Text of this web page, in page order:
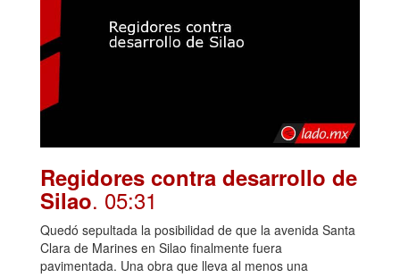
Regidores contra desarrollo de
Silao. 05:31
Quedó sepultada la posibilidad de que la avenida Santa
Clara de Marines en Silao finalmente fuera
pavimentada. Una obra que lleva al menos una